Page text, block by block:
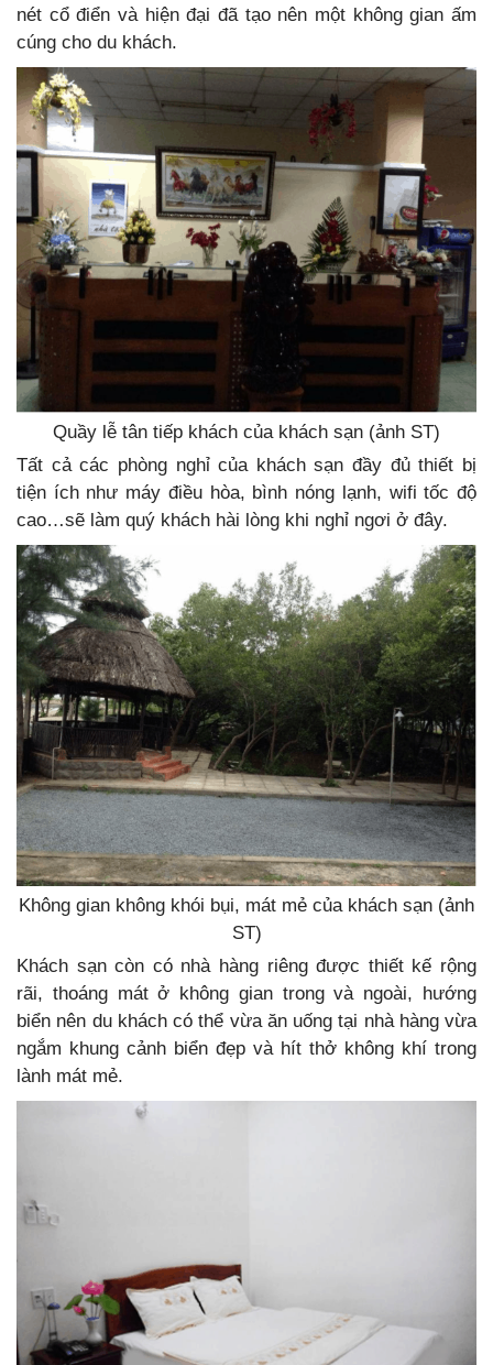
nét cổ điển và hiện đại đã tạo nên một không gian ấm
cúng cho du khách.
Quầy lễ tân tiếp khách của khách sạn (ảnh ST)
Tất cả các phòng nghỉ của khách sạn đầy đủ thiết bị
tiện ích như máy điều hòa, bình nóng lạnh, wifi tốc độ
cao…sẽ làm quý khách hài lòng khi nghỉ ngơi ở đây.
Không gian không khói bụi, mát mẻ của khách sạn (ảnh
ST)
Khách sạn còn có nhà hàng riêng được thiết kế rộng
rãi, thoáng mát ở không gian trong và ngoài, hướng
biển nên du khách có thể vừa ăn uống tại nhà hàng vừa
ngắm khung cảnh biển đẹp và hít thở không khí trong
lành mát mẻ.